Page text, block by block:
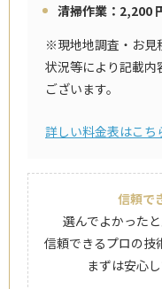
清掃作業：2,200
※現地地調査・お見
状況等により記載
ございます。
詳しい料金表はこち
信頼で
選んでよかった
信頼できるプロの技
まずは安心